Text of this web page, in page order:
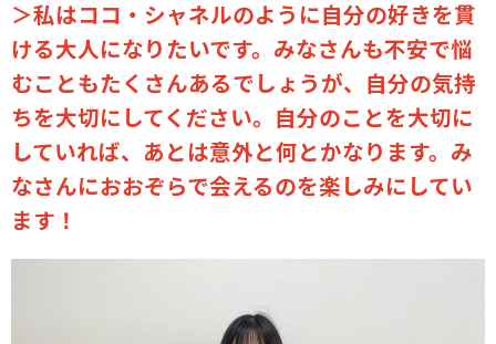
＞私はココ・シャネルのように自分の好きを貫
ける大人になりたいです。みなさんも不安で悩
むこともたくさんあるでしょうが、自分の気持
ちを大切にしてください。自分のことを大切に
していれば、あとは意外と何とかなります。み
なさんにおおぞらで会えるのを楽しみにしてい
ます！